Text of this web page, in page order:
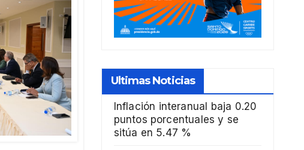
Ultimas Noticias
Inflación interanual baja 0.20
puntos porcentuales y se
sitúa en 5.47 %